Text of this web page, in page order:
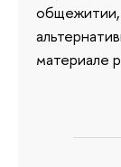
общежитии,
материале